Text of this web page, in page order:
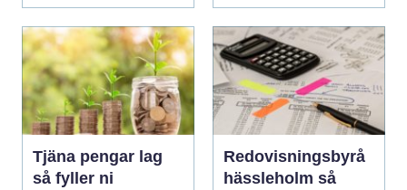
Tjäna pengar lag
så fyller ni
Redovisningsbyrå
hässleholm så